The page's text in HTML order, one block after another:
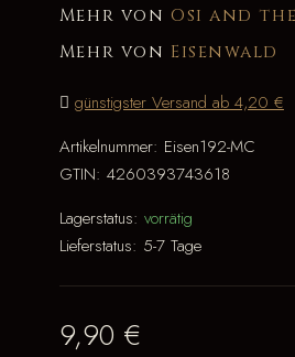
Mehr von Osi and
Mehr von Eisenwald
günstigster Versand ab 4,20 €
Artikelnummer: Eisen192-MC
GTIN: 4260393743618
Lagerstatus: vorrätig
Lieferstatus: 5-7 Tage
9,90 €